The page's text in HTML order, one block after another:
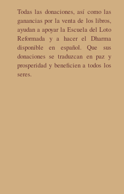
Todas las donaciones, así como las
ganancias por la venta de los libros,
ayudan a apoyar la Escuela del Loto
Reformada y a hacer el Dharma
disponible en español. Que sus
donaciones se traduzcan en paz y
prosperidad y beneficien a todos los
seres.